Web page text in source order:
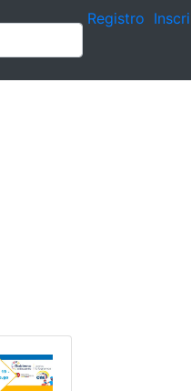
Registro